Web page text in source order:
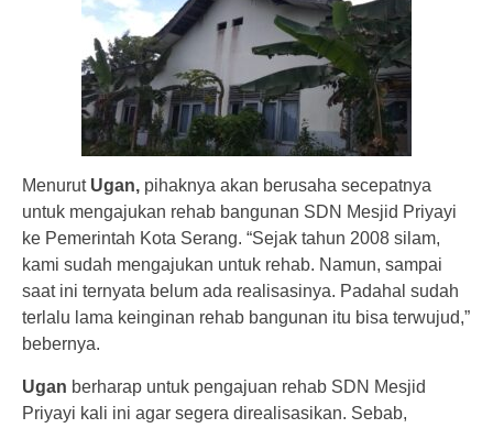
Menurut Ugan, pihaknya akan berusaha secepatnya
untuk mengajukan rehab bangunan SDN Mesjid Priyayi
ke Pemerintah Kota Serang. “Sejak tahun 2008 silam,
kami sudah mengajukan untuk rehab. Namun, sampai
saat ini ternyata belum ada realisasinya. Padahal sudah
terlalu lama keinginan rehab bangunan itu bisa terwujud,”
bebernya.
Ugan berharap untuk pengajuan rehab SDN Mesjid
Priyayi kali ini agar segera direalisasikan. Sebab,